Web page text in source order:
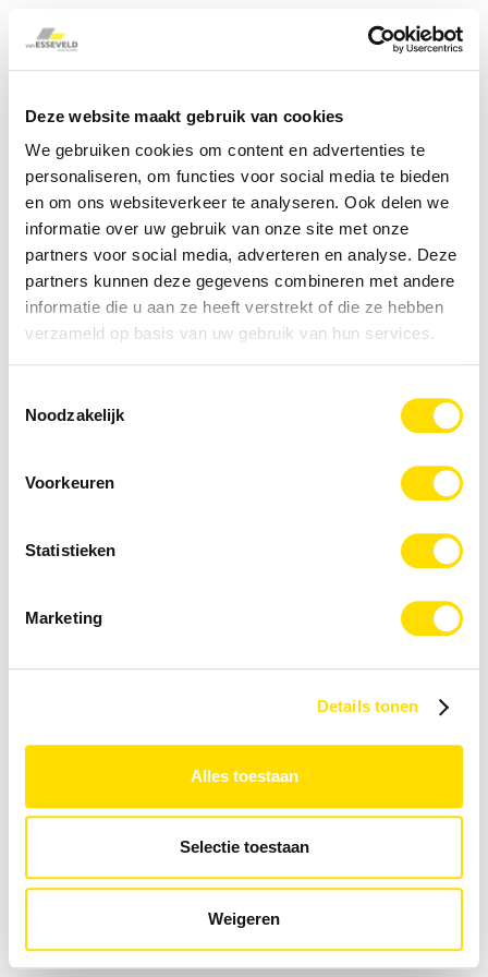
Deze website maakt gebruik van cookies
We gebruiken cookies om content en advertenties te
personaliseren, om functies voor social media te bieden
en om ons websiteverkeer te analyseren. Ook delen we
informatie over uw gebruik van onze site met onze
partners voor social media, adverteren en analyse. Deze
partners kunnen deze gegevens combineren met andere
informatie die u aan ze heeft verstrekt of die ze hebben
verzameld op basis van uw gebruik van hun services.
Noodzakelijk
Voorkeuren
Statistieken
Marketing
Details tonen
Alles toestaan
Selectie toestaan
Weigeren